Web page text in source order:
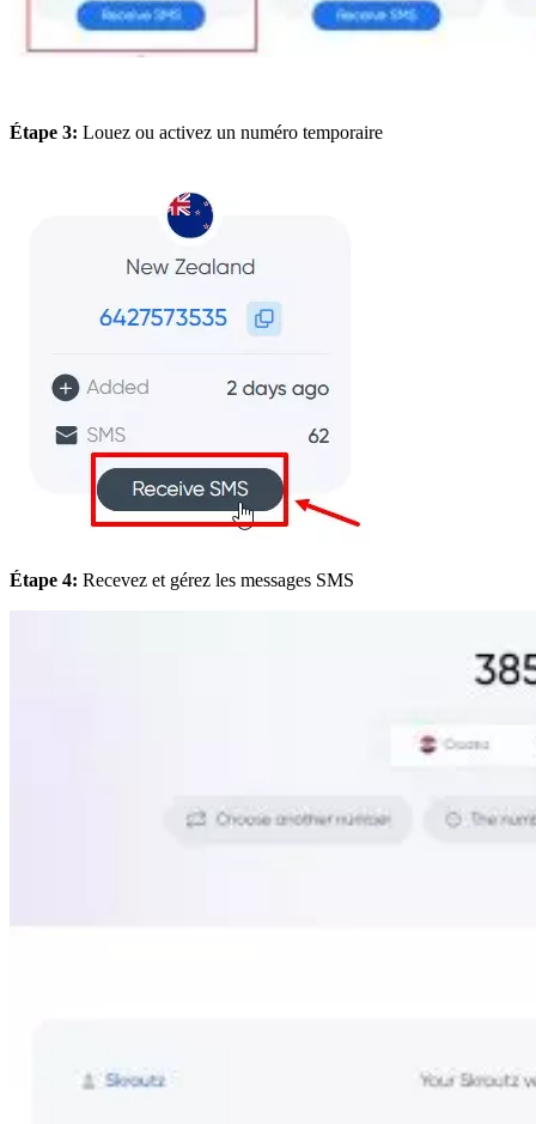
Étape 3: Louez ou activez un numéro temporaire
Étape 4: Recevez et gérez les messages SMS